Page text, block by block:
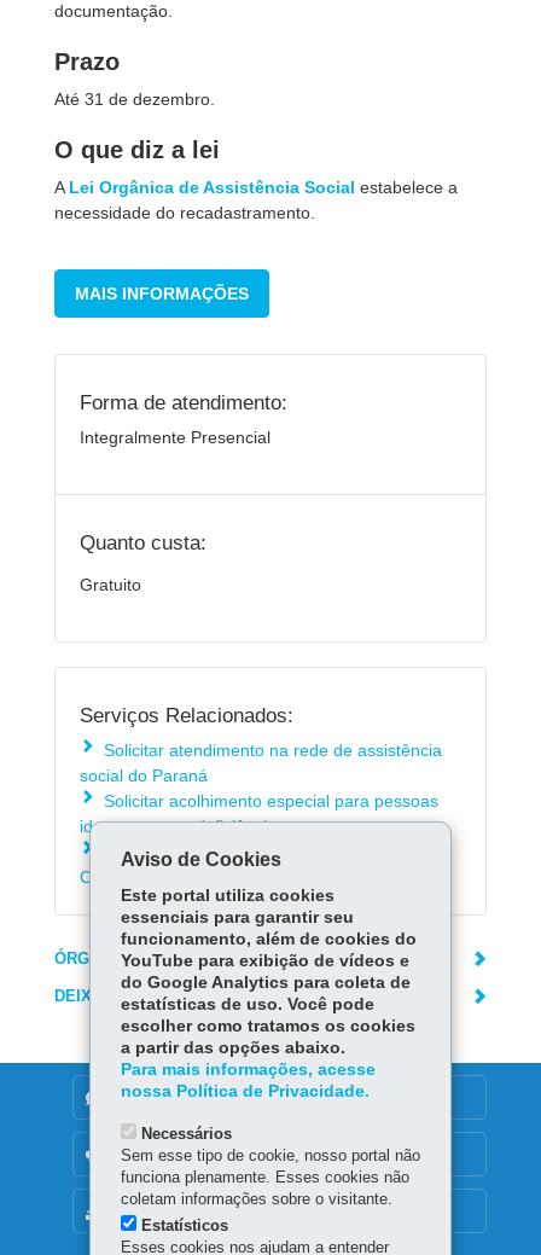
documentação.
Prazo
Até 31 de dezembro.
O que diz a lei
A Lei Orgânica de Assistência Social estabelece a
necessidade do recadastramento.
MAIS INFORMAÇÕES
Forma de atendimento:
Integralmente Presencial
Quanto custa:
Gratuito
Serviços Relacionados:
Solicitar atendimento na rede de assistência
social do Paraná
Solicitar acolhimento especial para pessoas
idosas ou com deficiência
Participar de atividades dos Centros de
Convivência
ÓRGÃO RESPONSÁVEL
DEIXE SUA OPINIÃO
DENUNCIE CORRUPÇÃO
OUVIDORIA
Aviso de Cookies
Este portal utiliza cookies
essenciais para garantir seu
funcionamento, além de cookies do
YouTube para exibição de vídeos e
do Google Analytics para coleta de
estatísticas de uso. Você pode
escolher como tratamos os cookies
a partir das opções abaixo.
Para mais informações, acesse
nossa Política de Privacidade.
Necessários
Sem esse tipo de cookie, nosso portal não
funciona plenamente. Esses cookies não
coletam informações sobre o visitante.
Estatísticos
Esses cookies nos ajudam a entender